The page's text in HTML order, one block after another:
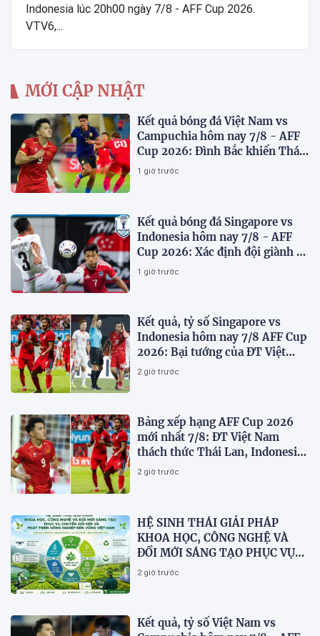
Indonesia lúc 20h00 ngày 7/8 - AFF Cup 2026.
VTV6,...
MỚI CẬP NHẬT
Kết quả bóng đá Việt Nam vs
Campuchia hôm nay 7/8 - AFF
Cup 2026: Đình Bắc khiến Thái
Lan run sợ
1 giờ trước
Kết quả bóng đá Singapore vs
Indonesia hôm nay 7/8 - AFF
Cup 2026: Xác định đội giành vé
Bán kết
1 giờ trước
Kết quả, tỷ số Singapore vs
Indonesia hôm nay 7/8 AFF Cup
2026: Bại tướng của ĐT Việt
nam dừng bước sớm
2 giờ trước
Bảng xếp hạng AFF Cup 2026
mới nhất 7/8: ĐT Việt Nam
thách thức Thái Lan, Indonesia
dừng bước
2 giờ trước
HỆ SINH THÁI GIẢI PHÁP
KHOA HỌC, CÔNG NGHỆ VÀ
ĐỔI MỚI SÁNG TẠO PHỤC VỤ
CHUYỂN ĐỔI KÉP VÀ PHÁT
2 giờ trước
Kết quả, tỷ số Việt Nam vs